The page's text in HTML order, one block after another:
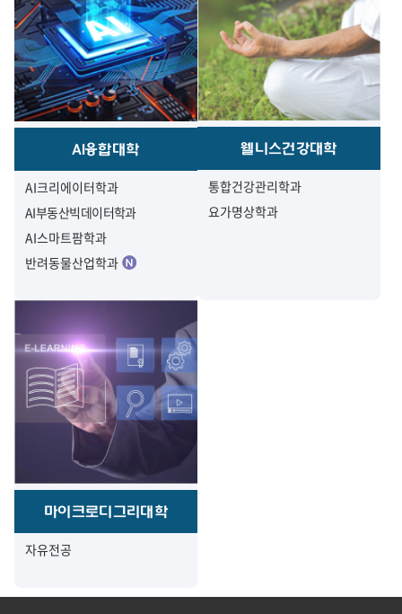
AI융합대학
AI크리에이터학과
AI부동산빅데이터학과
AI스마트팜학과
반려동물산업학과
웰니스건강대학
통합건강관리학과
요가명상학과
마이크로디그리대학
자유전공